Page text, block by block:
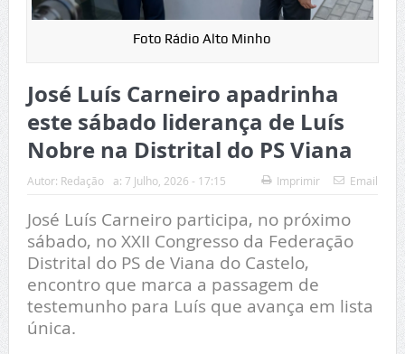
Foto Rádio Alto Minho
José Luís Carneiro apadrinha
este sábado liderança de Luís
Nobre na Distrital do PS Viana
Autor: Redação a: 7 Julho, 2026 - 17:15 Imprimir Email
José Luís Carneiro participa, no próximo
sábado, no XXII Congresso da Federação
Distrital do PS de Viana do Castelo,
encontro que marca a passagem de
testemunho para Luís que avança em lista
única.